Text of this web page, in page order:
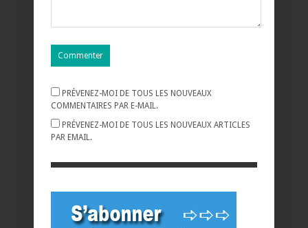
PRÉVENEZ-MOI DE TOUS LES NOUVEAUX
COMMENTAIRES PAR E-MAIL.
PRÉVENEZ-MOI DE TOUS LES NOUVEAUX ARTICLES
PAR EMAIL.